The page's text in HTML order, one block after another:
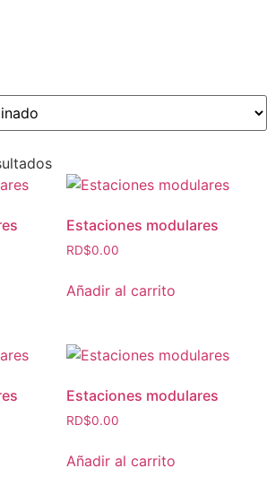
Estaciones modulares
RD$0.00
Añadir al carrito
Estaciones modulares
RD$0.00
Añadir al carrito